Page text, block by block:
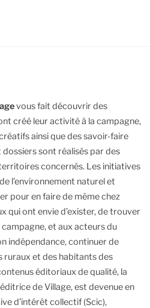
vous fait découvrir des
créé leur activité à la campagne,
ainsi que des savoir-faire
dossiers sont réalisés par des
concernés. Les initiatives
l’environnement naturel et
pour en faire de même chez
qui ont envie d’exister, de trouver
campagne, et aux acteurs du
indépendance, continuer de
et des habitants des
éditoriaux de qualité, la
de Village, est devenue en
d’intérêt collectif (Scic),